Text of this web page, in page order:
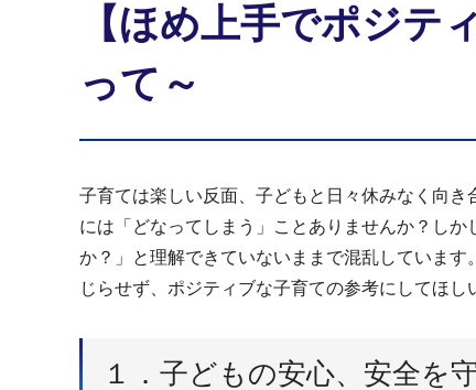
【ほめ上手でポジテ
って～
子育ては楽しい反面、子どもと日々休みなく向
には「どなってしまう」ことありませんか？し
か？」と理解できていないままで混乱しています
じらせず、ポジティブな子育ての参考にしてほし
１．子どもの安心、安全を